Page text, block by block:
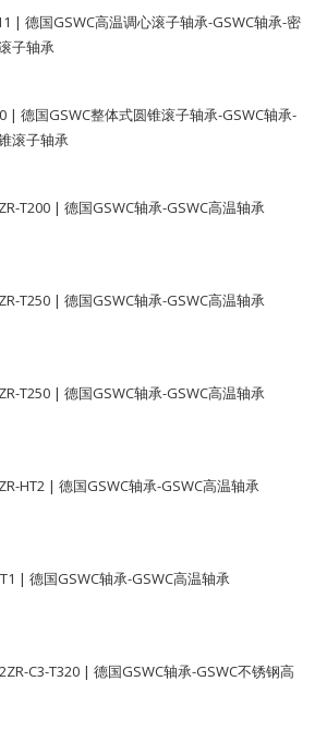
| 德国GSWC高温调心滚子轴承-GSWC轴承-密
子轴承
| 德国GSWC整体式圆锥滚子轴承-GSWC轴承-
滚子轴承
T200 | 德国GSWC轴承-GSWC高温轴承
T250 | 德国GSWC轴承-GSWC高温轴承
T250 | 德国GSWC轴承-GSWC高温轴承
HT2 | 德国GSWC轴承-GSWC高温轴承
| 德国GSWC轴承-GSWC高温轴承
C3-T320 | 德国GSWC轴承-GSWC不锈钢高